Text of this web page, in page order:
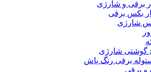
برقی و شارژی
بکس برقی
شارژی
گوشتی شارژی
برقی رنگ پاش
برقی